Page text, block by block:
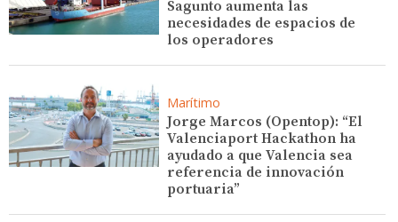
Sagunto aumenta las
necesidades de espacios de
los operadores
Marítimo
Jorge Marcos (Opentop): “El
Valenciaport Hackathon ha
ayudado a que Valencia sea
referencia de innovación
portuaria”